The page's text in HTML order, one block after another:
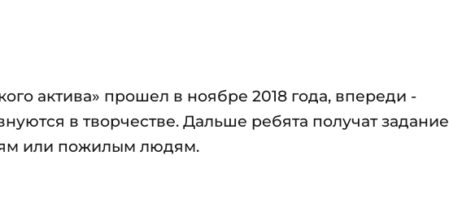
актива» прошел в ноябре 2018 года, впереди -
в творчестве. Дальше ребята получат задание
или пожилым людям.